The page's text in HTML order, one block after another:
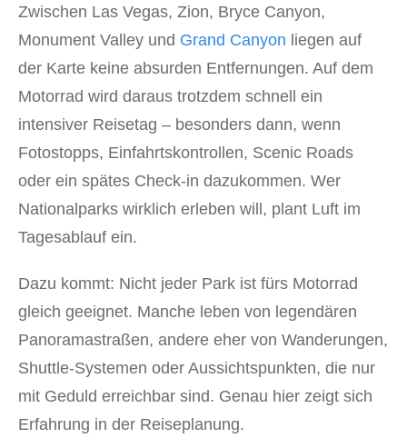
Zwischen Las Vegas, Zion, Bryce Canyon,
Monument Valley und Grand Canyon liegen auf
der Karte keine absurden Entfernungen. Auf dem
Motorrad wird daraus trotzdem schnell ein
intensiver Reisetag – besonders dann, wenn
Fotostopps, Einfahrtskontrollen, Scenic Roads
oder ein spätes Check-in dazukommen. Wer
Nationalparks wirklich erleben will, plant Luft im
Tagesablauf ein.
Dazu kommt: Nicht jeder Park ist fürs Motorrad
gleich geeignet. Manche leben von legendären
Panoramastraßen, andere eher von Wanderungen,
Shuttle-Systemen oder Aussichtspunkten, die nur
mit Geduld erreichbar sind. Genau hier zeigt sich
Erfahrung in der Reiseplanung.